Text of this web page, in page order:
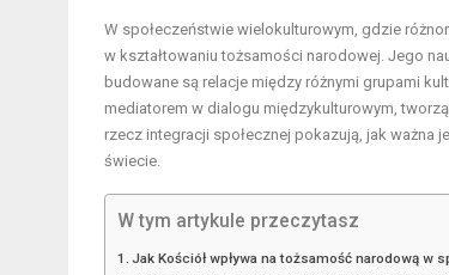
W społeczeństwie wielokulturowym, gdzie
w kształtowaniu tożsamości narodowej. Jego
budowane są relacje między różnymi grupami
mediatorem w dialogu międzykulturowym,
rzecz integracji społecznej pokazują, jak
świecie.
W tym artykule przeczytasz
Jak Kościół wpływa na tożsamość narodową w